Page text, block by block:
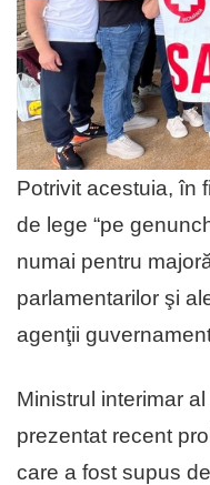
Potrivit acestuia, în
de lege “pe
numai pentru
parlamentarilor şi
agenţii
Ministrul interimar
prezentat recent
care a fost supus